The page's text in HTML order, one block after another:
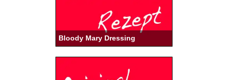
Bloody Mary Dressing